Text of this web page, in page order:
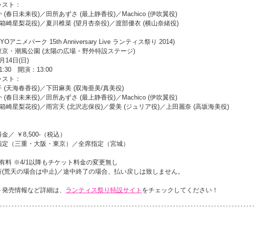
ト：
(春日未来役)／田所あずさ (最上静香役)／Machico (伊吹翼役)
崎星梨花役)／夏川椎菜 (望月杏奈役)／渡部優衣 (横山奈緒役)
アニメパーク 15th Anniversary Live ランティス祭り 2014)
京・潮風公園 (太陽の広場・野外特設ステージ)
14日(日)
開演：13:00
ト：
(天海春香役)／下田麻美 (双海亜美/真美役)
(春日未来役)／田所あずさ (最上静香役)／Machico (伊吹翼役)
崎星梨花役)／雨宮天 (北沢志保役)／愛美 (ジュリア役)／上田麗奈 (高坂海美役)
／ ￥8,500-（税込）
（三重・大阪・東京）／全席指定（宮城）
料 ※4/1以降もチケット料金の変更無し
荒天の場合は中止)／途中終了の場合、払い戻しは致しません。
売情報など詳細は、 ランティス祭り特設サイト をチェックしてください！